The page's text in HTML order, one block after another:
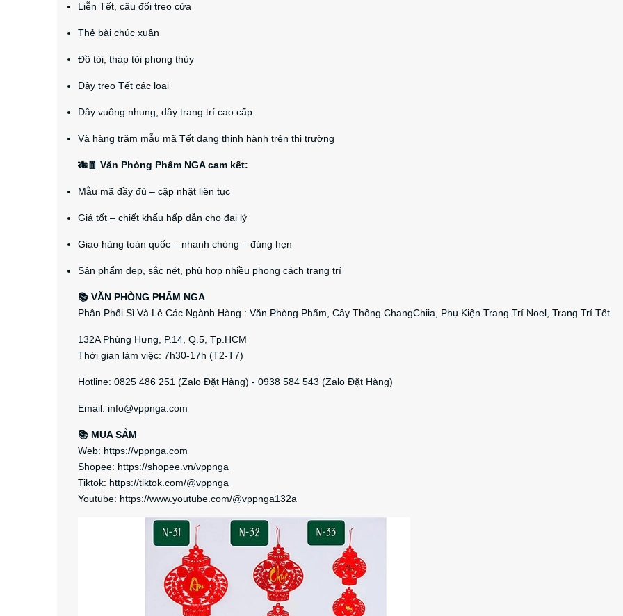
Liễn Tết, câu đối treo cửa
Thẻ bài chúc xuân
Đồ tỏi, tháp tỏi phong thủy
Dây treo Tết các loại
Dây vuông nhung, dây trang trí cao cấp
Và hàng trăm mẫu mã Tết đang thịnh hành trên thị trường
🎋🧧 Văn Phòng Phẩm NGA cam kết:
Mẫu mã đầy đủ – cập nhật liên tục
Giá tốt – chiết khấu hấp dẫn cho đại lý
Giao hàng toàn quốc – nhanh chóng – đúng hẹn
Sản phẩm đẹp, sắc nét, phù hợp nhiều phong cách trang trí
📚 VĂN PHÒNG PHẨM NGA
Phân Phối Sỉ Và Lẻ Các Ngành Hàng : Văn Phòng Phẩm, Cây Thông ChangChiia, Phụ Kiện Trang Trí Noel, Trang Trí Tết.
132A Phùng Hưng, P.14, Q.5, Tp.HCM
Thời gian làm việc: 7h30-17h (T2-T7)
Hotline: 0825 486 251 (Zalo Đặt Hàng) - 0938 584 543 (Zalo Đặt Hàng)
Email: info@vppnga.com
📚 MUA SẮM
Web: https://vppnga.com
Shopee: https://shopee.vn/vppnga
Tiktok: https://tiktok.com/@vppnga
Youtube: https://www.youtube.com/@vppnga132a